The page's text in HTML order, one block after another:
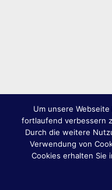
Um unsere
fortlaufend verbessern
Durch die weitere
Verwendung von
Cookies erhalten Sie